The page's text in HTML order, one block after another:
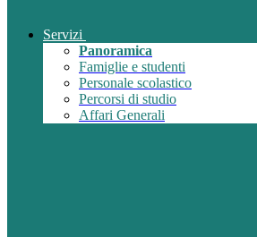
Servizi
Panoramica
Famiglie e studenti
Personale scolastico
Percorsi di studio
Affari Generali